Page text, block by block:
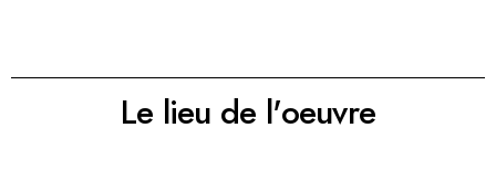
Le lieu de l'oeuvre